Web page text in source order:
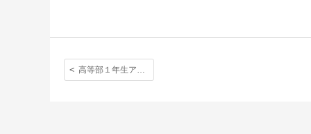
高等部１年生アウティング〈ケンブリッジ〉